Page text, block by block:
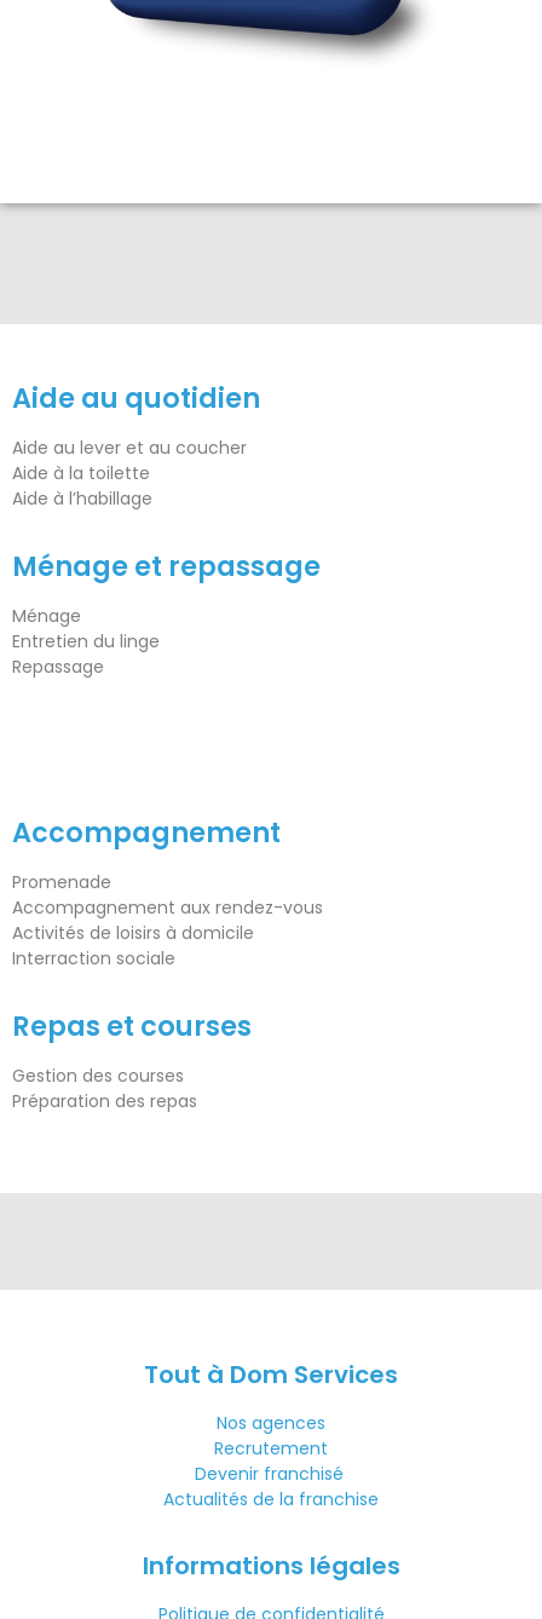
Aide au quotidien
Aide au lever et au coucher
Aide à la toilette
Aide à l’habillage
Ménage et repassage
Ménage
Entretien du linge
Repassage
Accompagnement
Promenade
Accompagnement aux rendez-vous
Activités de loisirs à domicile
Interraction sociale
Repas et courses
Gestion des courses
Préparation des repas
Tout à Dom Services
Nos agences
Recrutement
Devenir franchisé
Actualités de la franchise
Informations légales
Politique de confidentialité